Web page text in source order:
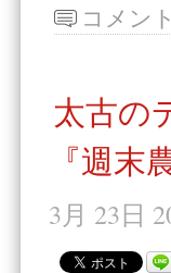
コメント
太古の
『週末
3月 23日